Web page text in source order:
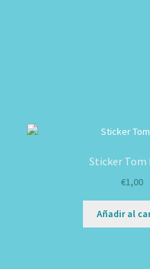
Sticker Tom
€1,00
Añadir al